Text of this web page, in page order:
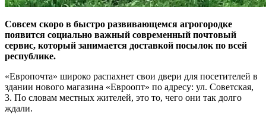
Совсем скоро в быстро развивающемся агрогородке
появится социально важный современный почтовый
сервис, который занимается доставкой посылок по всей
республике.
«Европочта» широко распахнет свои двери для посетителей в
здании нового магазина «Евроопт» по адресу: ул. Советская,
3. По словам местных жителей, это то, чего они так долго
ждали.